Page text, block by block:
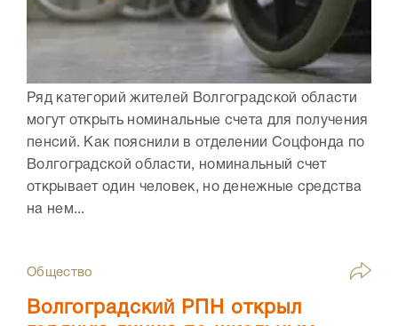
Ряд категорий жителей Волгоградской области
могут открыть номинальные счета для получения
пенсий. Как пояснили в отделении Соцфонда по
Волгоградской области, номинальный счет
открывает один человек, но денежные средства
на нем...
Общество
Волгоградский РПН открыл